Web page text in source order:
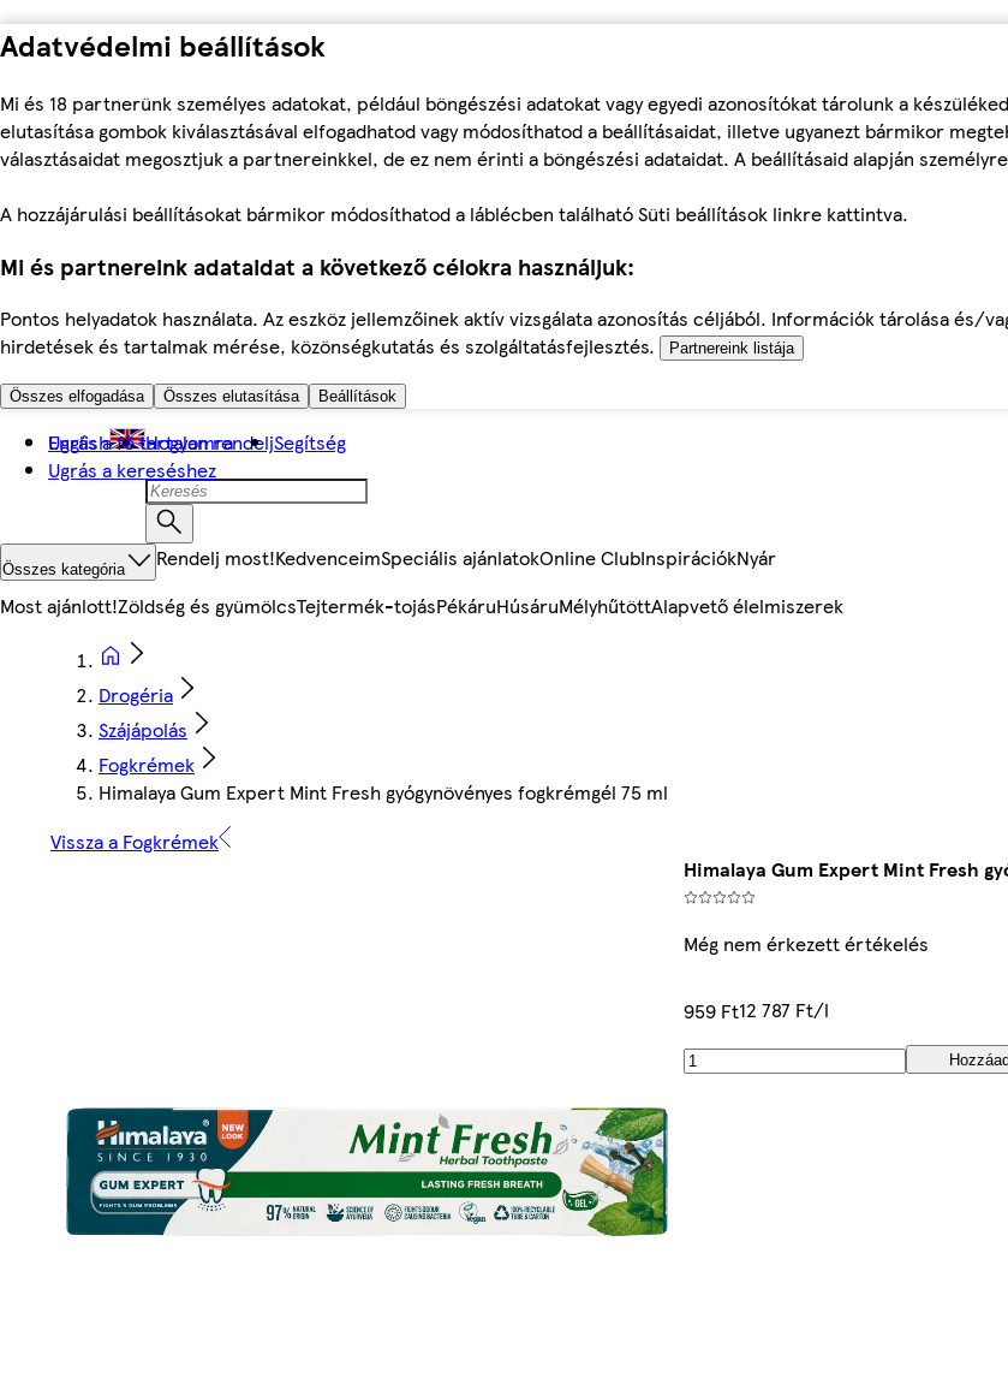
Adatvédelmi beállítások
Mi és 18 partnerünk személyes adatokat, például böngészési adatokat vagy egyedi azonosítókat tárolunk a
elutasítása gombok kiválasztásával elfogadhatod vagy módosíthatod a beállításaidat, illetve ugyanezt bármikor
választásaidat megosztjuk a partnereinkkel, de ez nem érinti a böngészési adataidat. A beállításaid alapján
A hozzájárulási beállításokat bármikor módosíthatod a láblécben található Süti beállítások linkre kattintva.
Mi és partnereink adataidat a következő célokra használjuk:
Pontos helyadatok használata. Az eszköz jellemzőinek aktív vizsgálata azonosítás céljából. Információk tárolása és/
hirdetések és tartalmak mérése, közönségkutatás és szolgáltatásfejlesztés.
Partnereink listája
Összes elfogadása Összes elutasítása Beállítások
Ugrás a fő tartalomra
Ugrás a kereséshez
English Hogyan rendeljSegítség
Összes kategória Rendelj most!KedvenceimSpeciális ajánlatokOnline ClubInspirációkNyár
Most ajánlott!Zöldség és gyümölcsTejtermék-tojásPékáruHúsáruMélyhűtöttAlapvető élelmiszerek
Drogéria
Szájápolás
Fogkrémek
Himalaya Gum Expert Mint Fresh gyógynövényes fogkrémgél 75 ml
Vissza a Fogkrémek
Himalaya Gum Expert Mint Fresh
Még nem érkezett értékelés
959 Ft12 787 Ft/l
Hozzáad